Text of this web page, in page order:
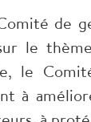
de
le
le
à